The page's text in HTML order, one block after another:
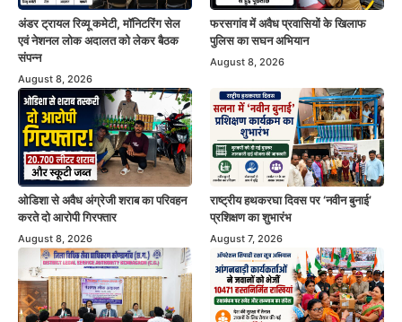
अंडर ट्रायल रिव्यू कमेटी, मॉनिटरिंग सेल
एवं नेशनल लोक अदालत को लेकर बैठक
संपन्न
August 8, 2026
फरसगांव में अवैध प्रवासियों के खिलाफ
पुलिस का सघन अभियान
August 8, 2026
ओडिशा से अवैध अंग्रेजी शराब का परिवहन
करते दो आरोपी गिरफ्तार
August 8, 2026
राष्ट्रीय हथकरघा दिवस पर ‘नवीन बुनाई’
प्रशिक्षण का शुभारंभ
August 7, 2026